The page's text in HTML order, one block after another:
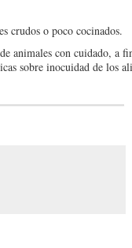
crudos o poco cocinados.
animales con cuidado, a
sobre inocuidad de los